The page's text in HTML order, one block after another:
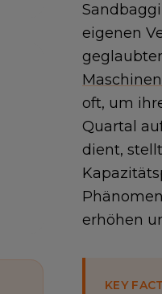
eigenen
oft, um
Quartal
dient,
erhöhen
KEY